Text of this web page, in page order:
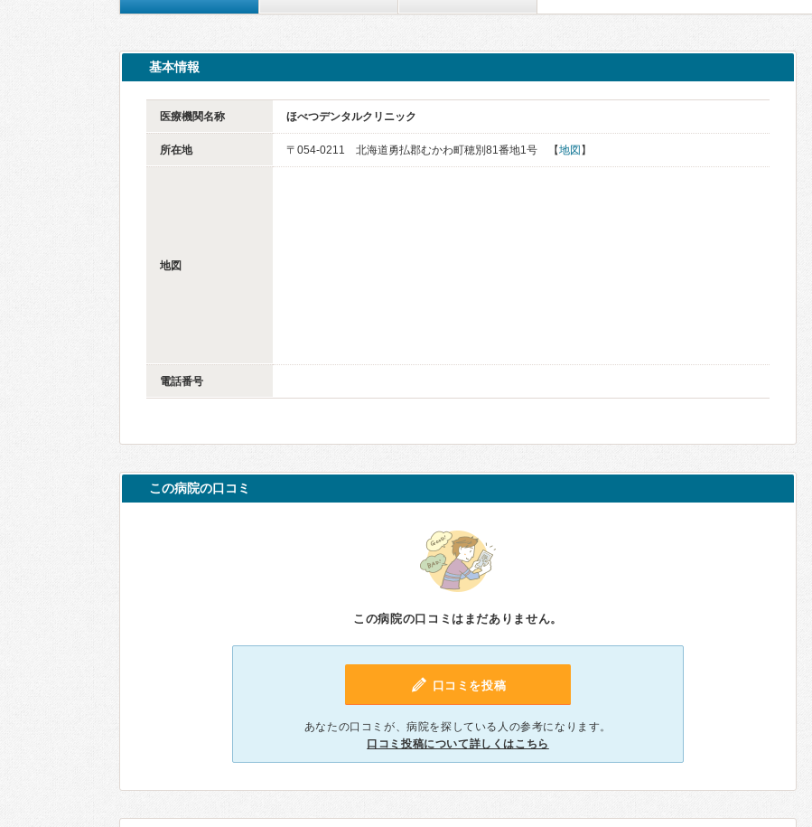
基本情報
医療機関名称 ほべつデンタルクリニック
所在地 〒054-0211 北海道勇払郡むかわ町穂別81番地1号 【地図 】
地図
電話番号
この病院の口コミ
この病院の口コミはまだありません。
口コミを投稿
あなたの口コミが、病院を探している人の参考になります。
口コミ投稿について詳しくはこちら